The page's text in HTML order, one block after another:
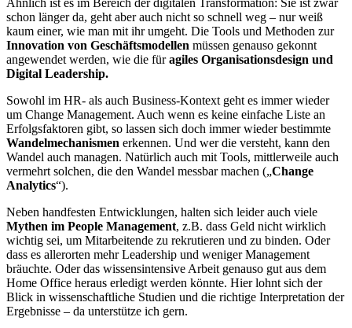
Ähnlich ist es im Bereich der digitalen Transformation: Sie ist zwar
schon länger da, geht aber auch nicht so schnell weg – nur weiß
kaum einer, wie man mit ihr umgeht. Die Tools und Methoden zur
Innovation von Geschäftsmodellen müssen genauso gekonnt
angewendet werden, wie die füragiles Organisationsdesign und
Digital Leadership.
Sowohl im HR- als auch Business-Kontext geht es immer wieder
um Change Management. Auch wenn es keine einfache Liste an
Erfolgsfaktoren gibt, so lassen sich doch immer wieder bestimmte
Wandelmechanismen erkennen. Und wer die versteht, kann den
Wandel auch managen. Natürlich auch mit Tools, mittlerweile auch
vermehrt solchen, die den Wandel messbar machen („Change
Analytics“).
Neben handfesten Entwicklungen, halten sich leider auch viele
Mythen im People Management, z.B. dass Geld nicht wirklich
wichtig sei, um Mitarbeitende zu rekrutieren und zu binden. Oder
dass es allerorten mehr Leadership und weniger Management
bräuchte. Oder das wissensintensive Arbeit genauso gut aus dem
Home Office heraus erledigt werden könnte. Hier lohnt sich der
Blick in wissenschaftliche Studien und die richtige Interpretation der
Ergebnisse – da unterstütze ich gern.